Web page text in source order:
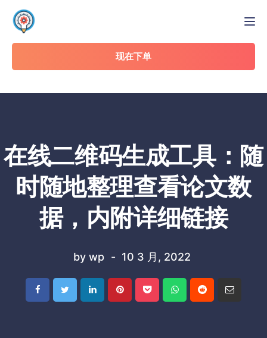
现在下单
在线二维码生成工具：随
时随地整理查看论文数
据，内附详细链接
by wp 10 3 月, 2022